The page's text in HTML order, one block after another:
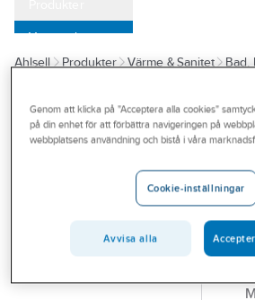
Varumärken
Kampanjer
Branscher
Ahlsell Produkter Värme & Sanitet
Bad,
Reservdelar blandare
Reservdelar Mora
Genom att klicka på "Acceptera alla cookies"
på din enhet för att förbättra navigeringen på
webbplatsens användning och bistå i våra
Cookie-inställningar
Avvisa alla